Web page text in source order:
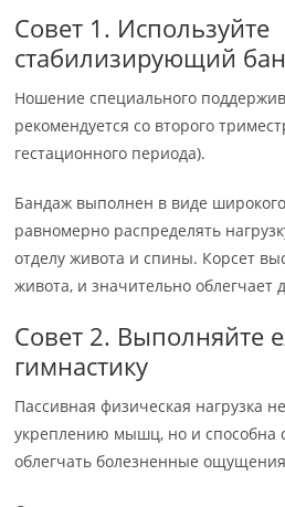
Совет 1. Используйте
стабилизирующий
Ношение специального
рекомендуется со второго
гестационного периода).
Бандаж выполнен в виде
равномерно распределять
отделу живота и спины. Корсет
живота, и значительно облегчает
Совет 2. Выполняйте
гимнастику
Пассивная физическая нагрузка
укреплению мышц, но и способна
облегчать болезненные